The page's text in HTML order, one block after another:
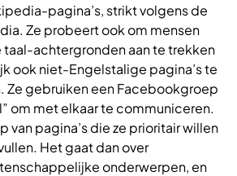
pagina’s, strikt volgens de
Ze probeert ook om mensen
achtergronden aan te trekken
ook niet-Engelstalige pagina’s te
Ze gebruiken een Facebookgroep
om met elkaar te communiceren.
van pagina’s die ze prioritair willen
Het gaat dan over
onderwerpen, en